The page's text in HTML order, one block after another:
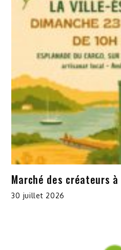
Marché des créateurs
30 juillet 2026